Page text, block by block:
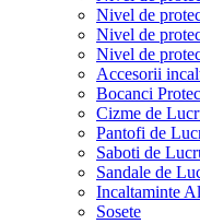
Nivel de
Nivel de
Nivel de
Accesorii
Bocanci
Cizme de
Pantofi de
Saboti de
Sandale de
Incaltaminte
Sosete